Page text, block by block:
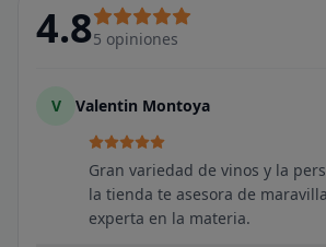
4.85 opiniones
V Valentin Montoya
Gran variedad de vinos y la
la tienda te asesora de
experta en la materia.